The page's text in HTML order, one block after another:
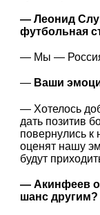
— Леонид
футбольная
— Мы —
— Ваши
— Хотелось
дать позитив
повернулись к
оценят нашу
будут
— Акинфеев
шанс другим?